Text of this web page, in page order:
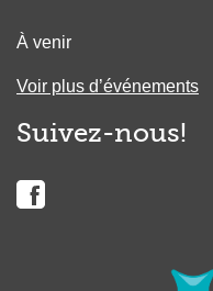
À venir
Voir plus d’événements
Suivez-nous!